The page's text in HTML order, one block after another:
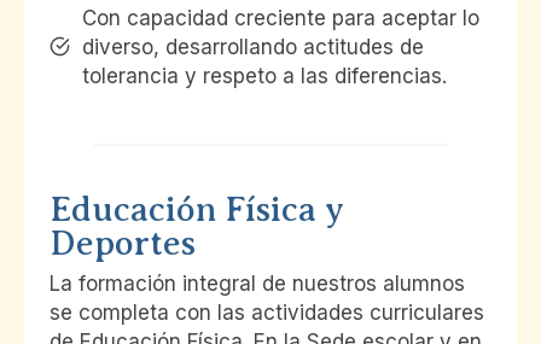
Con capacidad creciente para aceptar lo
diverso, desarrollando actitudes de
tolerancia y respeto a las diferencias.
Educación Física y
Deportes
La formación integral de nuestros alumnos
se completa con las actividades curriculares